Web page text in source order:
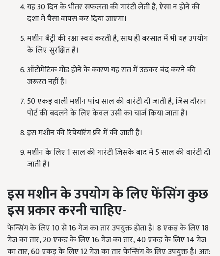
यह 30 दिन के भीतर सफलता की गारंटी लेती है, ऐसा न होने की
दशा में पैसा वापस कर दिया जाएगा।
मशीन बैट्री की रक्षा स्वयं करती है, साथ ही बरसात में भी यह उपयोग
के लिए सुरक्षित है।
ऑटोमेटिक मोड होने के कारण यह रात में उठकर बंद करने की
जरूरत नहीं है।
50 एकड़ वाली मशीन पांच साल की वारंटी दी जाती है, जिस दौरान
पोर्ट की बदलने के लिए केवल उसी का चार्ज किया जाता है।
इस मशीन की रिपेयरिंग फ्री में की जाती है।
मशीन के लिए 1 साल की गारंटी जिसके बाद में 5 साल की वारंटी दी
जाती है।
इस मशीन के उपयोग के लिए फेंसिंग कुछ
इस प्रकार करनी चाहिए-
फेन्सिंग के लिए 10 से 16 गेज का तार उपयुक्त होता है। 8 एकड़ के लिए 18
गेज का तार, 20 एकड़ के लिए 16 गेज का तार, 40 एकड़ के लिए 14 गेज
का तार, 60 एकड़ के लिए 12 गेज का तार फेंन्सिंग के लिए उपयुक्त है। अत: